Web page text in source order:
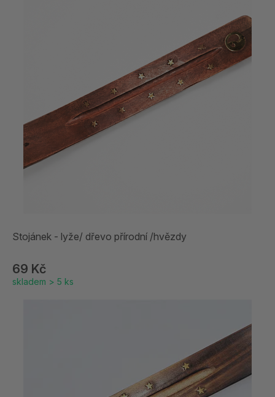
Stojánek - lyže/ dřevo přírodní /hvězdy
69 Kč
skladem > 5 ks